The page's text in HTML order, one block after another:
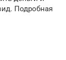
Подробная